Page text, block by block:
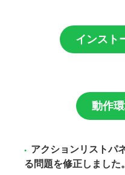
インスト
動作
アクションリストパ
る問題を修正しました。